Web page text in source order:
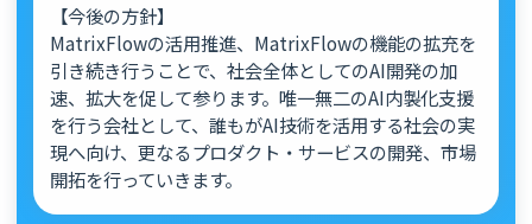
【今後の方針】
MatrixFlowの活用推進、MatrixFlowの機能の拡充を
引き続き行うことで、社会全体としてのAI開発の加
速、拡大を促して参ります。唯一無二のAI内製化支援
を行う会社として、誰もがAI技術を活用する社会の実
現へ向け、更なるプロダクト・サービスの開発、市場
開拓を行っていきます。